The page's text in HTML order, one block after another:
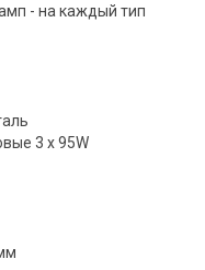
- на каждый тип
3 х 95W